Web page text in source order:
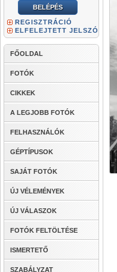
REGISZTRÁCIÓ
ELFELEJTETT JELSZÓ
FŐOLDAL
FOTÓK
CIKKEK
A LEGJOBB FOTÓK
FELHASZNÁLÓK
GÉPTÍPUSOK
SAJÁT FOTÓK
ÚJ VÉLEMÉNYEK
ÚJ VÁLASZOK
FOTÓK FELTÖLTÉSE
ISMERTETŐ
SZABÁLYZAT